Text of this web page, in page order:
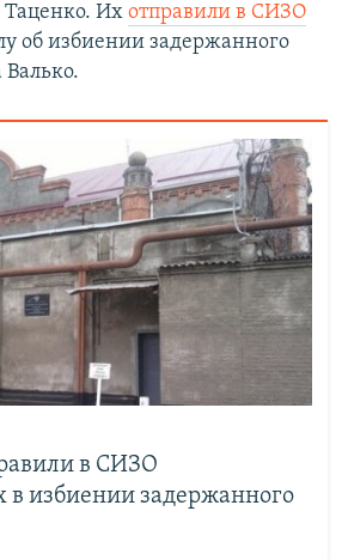
Их отправили в СИЗО
об избиении задержанного
в СИЗО
в избиении задержанного